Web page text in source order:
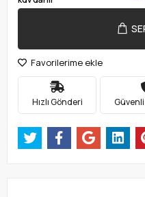
Favorilerime ekle
Hızlı Gönderi Güvenli